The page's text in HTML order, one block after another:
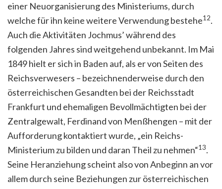
einer Neuorganisierung des Ministeriums, durch
welche für ihn keine weitere Verwendung bestehe12.
Auch die Aktivitäten Jochmus’ während des
folgenden Jahres sind weitgehend unbekannt. Im Mai
1849 hielt er sich in Baden auf, als er von Seiten des
Reichsverwesers – bezeichnenderweise durch den
österreichischen Gesandten bei der Reichsstadt
Frankfurt und ehemaligen Bevollmächtigten bei der
Zentralgewalt, Ferdinand von Menßhengen – mit der
Aufforderung kontaktiert wurde, „ein Reichs-
Ministerium zu bilden und daran Theil zu nehmen“13.
Seine Heranziehung scheint also von Anbeginn an vor
allem durch seine Beziehungen zur österreichischen